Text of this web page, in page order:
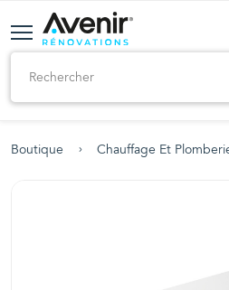
Boutique Chauffage Et